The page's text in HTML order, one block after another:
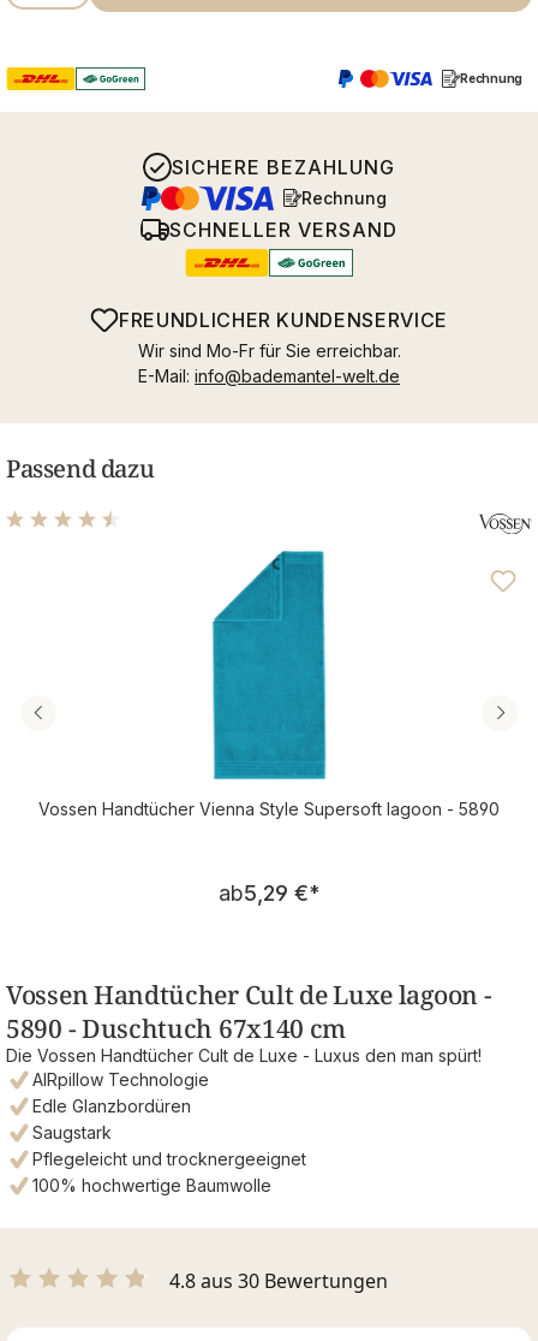
Rechnung
SICHERE BEZAHLUNG
Rechnung
SCHNELLER VERSAND
FREUNDLICHER KUNDENSERVICE
Wir sind Mo-Fr für Sie erreichbar.
E-Mail: info@bademantel-welt.de
Passend dazu
Durchschnittliche Bewertung von 4.46 von 5 Sternen
Vossen Handtücher Vienna Style Supersoft lagoon - 5890
Regulärer Preis:
ab5,29 €*
Vossen Handtücher Cult de Luxe lagoon -
5890 - Duschtuch 67x140 cm
Die Vossen Handtücher Cult de Luxe - Luxus den man spürt!
AIRpillow Technologie
Edle Glanzbordüren
Saugstark
Pflegeleicht und trocknergeeignet
100% hochwertige Baumwolle
4.8 aus 30 Bewertungen